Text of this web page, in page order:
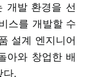
개발 환경을 선
스를 개발할 수
설계 엔지니어
아와 창업한 배
다.